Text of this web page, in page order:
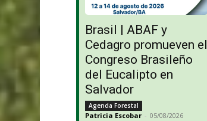
Brasil | ABAF y
Cedagro promueven el
Congreso Brasileño
del Eucalipto en
Salvador
Agenda Forestal
Patricia Escobar - 05/08/2026